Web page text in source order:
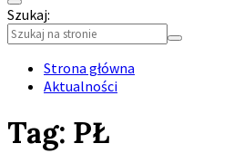
Szukaj:
search
Strona główna
Aktualności
Tag: PŁ